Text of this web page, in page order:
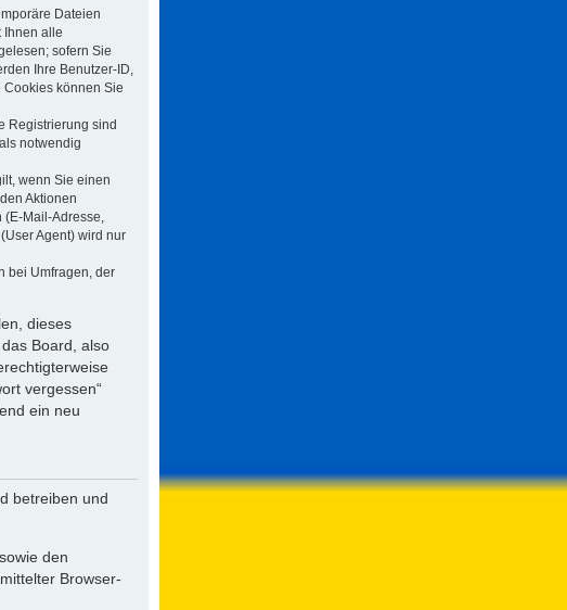
Dateien
Ihnen alle
sofern Sie
Ihre Benutzer-ID,
können Sie
Registrierung sind
notwendig
wenn Sie einen
Aktionen
(E-Mail-Adresse,
Agent) wird nur
bei Umfragen, der
dieses
Board, also
vergessen“
ein neu
betreiben und
den
Browser-